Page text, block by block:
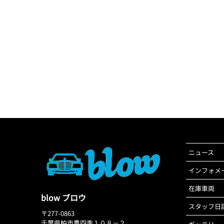
blow ブロウ
〒277-0863
ニュース
インフォメ
在庫車両
スタッフ日